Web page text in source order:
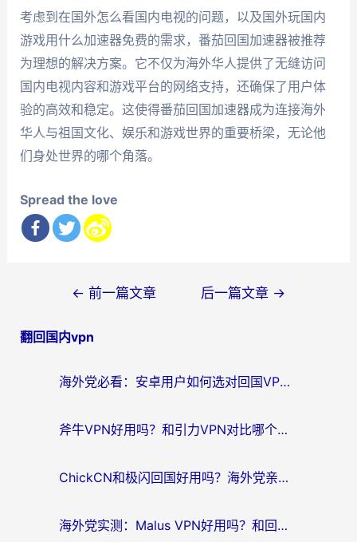
考虑到在国外怎么看国内电视的问题，以及国外玩国内
游戏用什么加速器免费的需求，番茄回国加速器被推荐
为理想的解决方案。它不仅为海外华人提供了无缝访问
国内电视内容和游戏平台的网络支持，还确保了用户体
验的高效和稳定。这使得番茄回国加速器成为连接海外
华人与祖国文化、娱乐和游戏世界的重要桥梁，无论他
们身处世界的哪个角落。
Spread the love
导
← 前一篇文章 后一篇文章 →
翻回国内vpn
海外党必看：安卓用户如何选对回国VPN？从踩坑到无缝访问的全攻略
斧牛VPN好用吗？和引力VPN对比哪个回国效果更好？海外党亲测3款加速器+避坑指南
ChickCN和极闪回国好用吗？海外党亲测3款加速器，教你选对不踩坑
海外党实测：Malus VPN好用吗？和回国VPN对比哪个回国效果更好？附真实体验与加速器推荐